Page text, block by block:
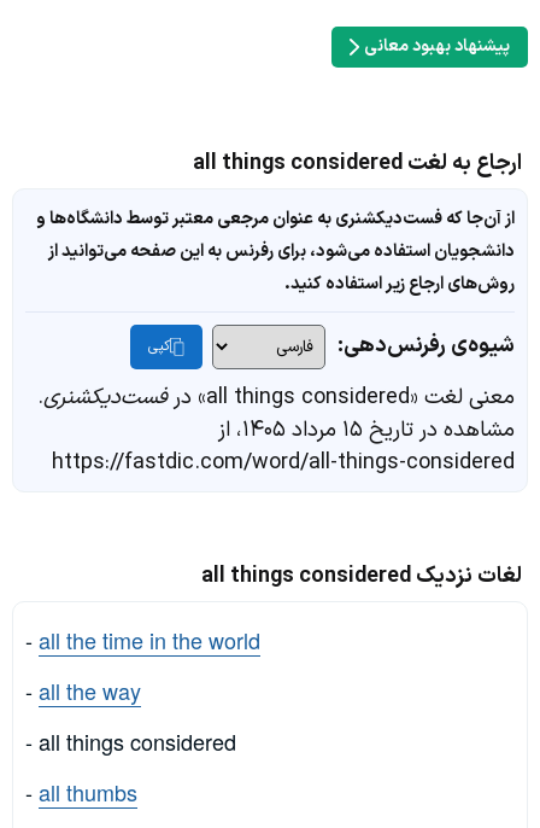
پیشنهاد بهبود معانی
ارجاع به لغت all things considered
از آن‌جا که فست‌دیکشنری به عنوان مرجعی معتبر توسط دانشگاه‌ها و
دانشجویان استفاده می‌شود، برای رفرنس به این صفحه می‌توانید از
روش‌های ارجاع زیر استفاده کنید.
شیوه‌ی رفرنس‌دهی: کپی
معنی لغت «all things considered» در فست‌دیکشنری.
مشاهده در تاریخ ۱۵ مرداد ۱۴۰۵، از
https://fastdic.com/word/all-things-considered
لغات نزدیک all things considered
-all the time in the world
-all the way
- all things considered
-all thumbs